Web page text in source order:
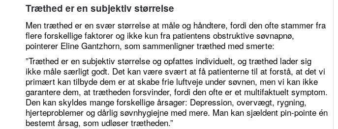
Træthed er en subjektiv størrelse
Men træthed er en svær størrelse at måle og håndtere, fordi den ofte stammer fra
flere forskellige faktorer og ikke kun fra patientens obstruktive søvnapnø,
pointerer Eline Gantzhorn, som sammenligner træthed med smerte:
”Træthed er en subjektiv størrelse og opfattes individuelt, og træthed lader sig
ikke måle særligt godt. Det kan være svært at få patienterne til at forstå, at det vi
primært kan tilbyde dem er at skabe frie luftveje under søvnen, men vi kan ikke
garantere dem, at trætheden forsvinder, fordi den ofte er et multifaktuelt symptom.
Den kan skyldes mange forskellige årsager: Depression, overvægt, rygning,
hjerteproblemer og dårlig søvnhygiejne med mere. Man kan sjældent pin-pointe én
bestemt årsag, som udløser trætheden.”